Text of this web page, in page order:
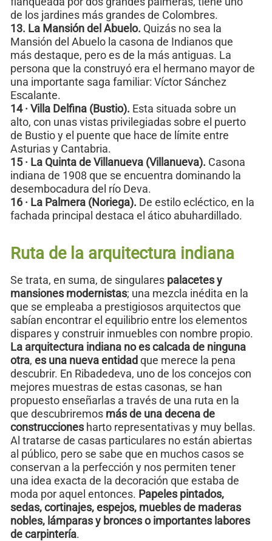
de los jardines más grandes de Colombres.
13. La Mansión del Abuelo. Quizás no sea la
Mansión del Abuelo la casona de Indianos que
más destaque, pero es de la más antiguas. La
persona que la construyó era el hermano mayor de
una importante saga familiar: Víctor Sánchez
Escalante.
14 · Villa Delfina (Bustio). Esta situada sobre un
alto, con unas vistas privilegiadas sobre el puerto
de Bustio y el puente que hace de límite entre
Asturias y Cantabria.
15 · La Quinta de Villanueva (Villanueva). Casona
indiana de 1908 que se encuentra dominando la
desembocadura del río Deva.
16 · La Palmera (Noriega). De estilo ecléctico, en la
fachada principal destaca el ático abuhardillado.
Ruta de la arquitectura indiana
Se trata, en suma, de singulares palacetes y
mansiones modernistas; una mezcla inédita en la
que se empleaba a prestigiosos arquitectos que
sabían encontrar el equilibrio entre los elementos
dispares y construir inmuebles con nombre propio.
La arquitectura indiana no es calcada de ninguna
otra, es una nueva entidadque merece la pena
descubrir. En Ribadedeva, uno de los concejos con
mejores muestras de estas casonas, se han
propuesto enseñarlas a través de una ruta en la
que descubriremos más de una decena de
construccionesharto representativas y muy bellas.
Al tratarse de casas particulares no están abiertas
al público, pero se sabe que en muchos casos se
conservan a la perfección y nos permiten tener
una idea exacta de la decoración que estaba de
moda por aquel entonces. Papeles pintados,
sedas, cortinajes, espejos, muebles de maderas
nobles, lámparas y bronces o importantes labores
de carpintería.